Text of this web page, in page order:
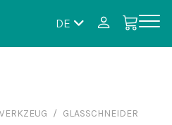
DE
GLASSCHNEIDER